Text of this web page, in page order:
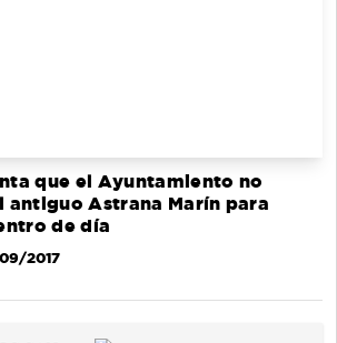
que el Ayuntamiento no
antiguo Astrana Marín para
de día
2017